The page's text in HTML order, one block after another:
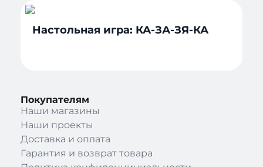
Настольная игра: КА-ЗА-ЗЯ-КА
Покупателям
Наши магазины
Наши проекты
Доставка и оплата
Гарантия и возврат товара